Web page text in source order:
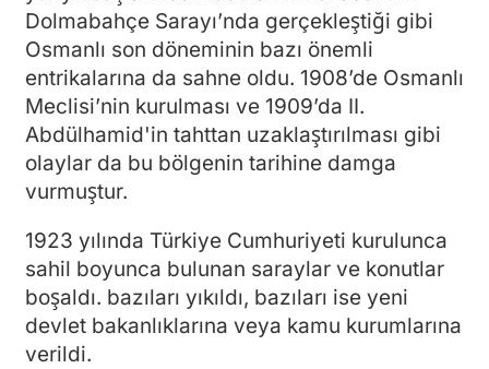
Dolmabahçe Sarayı’nda gerçekleştiği gibi
Osmanlı son döneminin bazı önemli
entrikalarına da sahne oldu. 1908’de Osmanlı
Meclisi’nin kurulması ve 1909’da II.
Abdülhamid'in tahttan uzaklaştırılması gibi
olaylar da bu bölgenin tarihine damga
vurmuştur.
1923 yılında Türkiye Cumhuriyeti kurulunca
sahil boyunca bulunan saraylar ve konutlar
boşaldı. bazıları yıkıldı, bazıları ise yeni
devlet bakanlıklarına veya kamu kurumlarına
verildi.